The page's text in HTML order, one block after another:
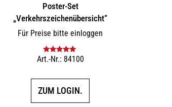
Poster-Set
„Verkehrszeichenübersicht“
Für Preise bitte einloggen
Bewertet mit
Art.-Nr.: 84100
ZUM LOGIN.